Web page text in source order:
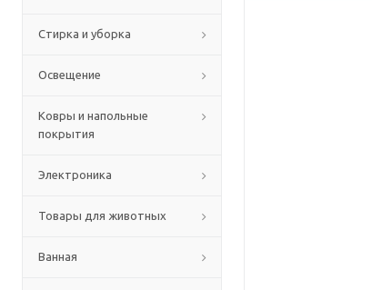
Стирка и уборка
Освещение
Ковры и напольные
покрытия
Электроника
Товары для животных
Ванная